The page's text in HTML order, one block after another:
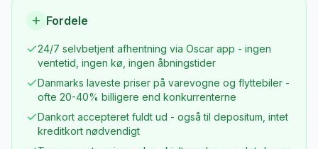
Fordele
24/7 selvbetjent afhentning via Oscar app - ingen
ventetid, ingen kø, ingen åbningstider
Danmarks laveste priser på varevogne og flyttebiler -
ofte 20-40% billigere end konkurrenterne
Dankort accepteret fuldt ud - også til depositum, intet
kreditkort nødvendigt